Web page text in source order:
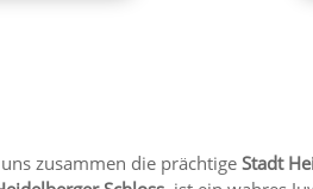
zusammen die prächtige Stadt